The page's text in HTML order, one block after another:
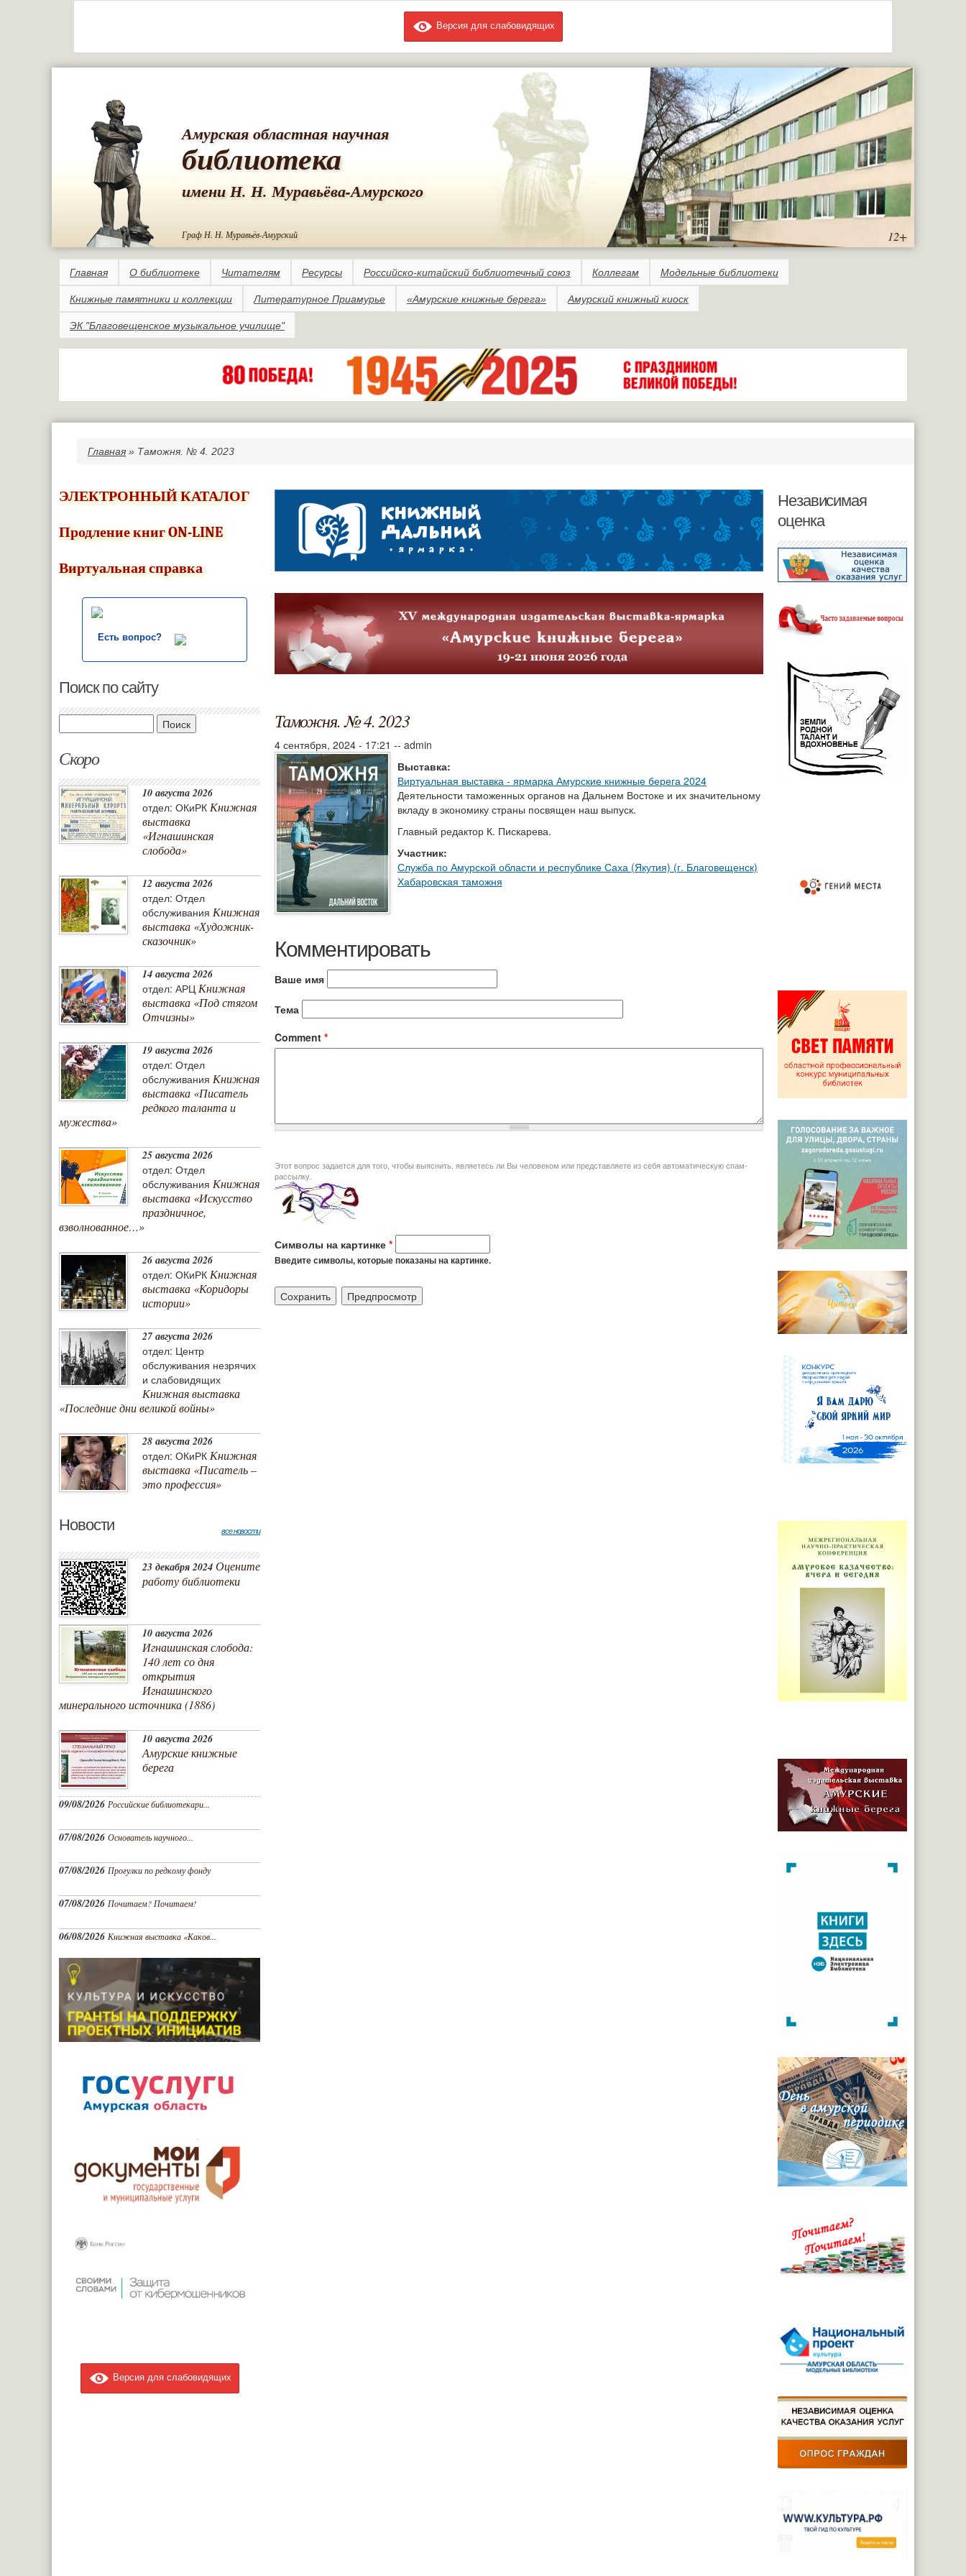
Версия для слабовидящих
Амурская областная научная
библиотека
имени Н. Н. Муравьёва-Амурского
Граф Н. Н. Муравьёв-Амурский 12+
Главная О библиотеке Читателям Ресурсы Российско-китайский библиотечный союз Коллегам Модельные библиотеки
Книжные памятники и коллекции Литературное Приамурье «Амурские книжные берега» Амурский книжный киоск
ЭК "Благовещенское музыкальное училище"
Вы здесь
Главная » Таможня. № 4. 2023
ЭЛЕКТРОННЫЙ КАТАЛОГ
Продление книг ON-LINE
Виртуальная справка
Есть вопрос?
Поиск по сайту
Скоро
10 августа 2026
отдел: ОКиРК Книжная
выставка
«Игнашинская
слобода»
12 августа 2026
отдел: Отдел
обслуживания Книжная
выставка «Художник-
сказочник»
14 августа 2026
отдел: АРЦ Книжная
выставка «Под стягом
Отчизны»
19 августа 2026
отдел: Отдел
обслуживания Книжная
выставка «Писатель
редкого таланта и
мужества»
25 августа 2026
отдел: Отдел
обслуживания Книжная
выставка «Искусство
праздничное,
взволнованное…»
26 августа 2026
отдел: ОКиРК Книжная
выставка «Коридоры
истории»
27 августа 2026
отдел: Центр
обслуживания незрячих
и слабовидящих
Книжная выставка
«Последние дни великой войны»
28 августа 2026
отдел: ОКиРК Книжная
выставка «Писатель –
это профессия»
Новости все новости
23 декабря 2024 Оцените
работу библиотеки
10 августа 2026
Игнашинская слобода:
140 лет со дня
открытия
Игнашинского
минерального источника (1886)
10 августа 2026
Амурские книжные
берега
09/08/2026 Российские библиотекари...
07/08/2026 Основатель научного...
07/08/2026 Прогулки по редкому фонду
07/08/2026 Почитаем? Почитаем!
06/08/2026 Книжная выставка «Каков...
Версия для слабовидящих
Таможня. № 4. 2023
4 сентября, 2024 - 17:21 -- admin
Выставка:
Виртуальная выставка - ярмарка Амурские книжные берега 2024
Деятельности таможенных органов на Дальнем Востоке и их значительному
вкладу в экономику страны посвящен наш выпуск.
Главный редактор К. Пискарева.
Участник:
Служба по Амурской области и республике Саха (Якутия) (г. Благовещенск)
Хабаровская таможня
Комментировать
Ваше имя
Тема
Comment *
Этот вопрос задается для того, чтобы выяснить, являетесь ли Вы человеком или представляете из себя автоматическую спам-
рассылку.
Символы на картинке *
Введите символы, которые показаны на картинке.
Независимая
оценка